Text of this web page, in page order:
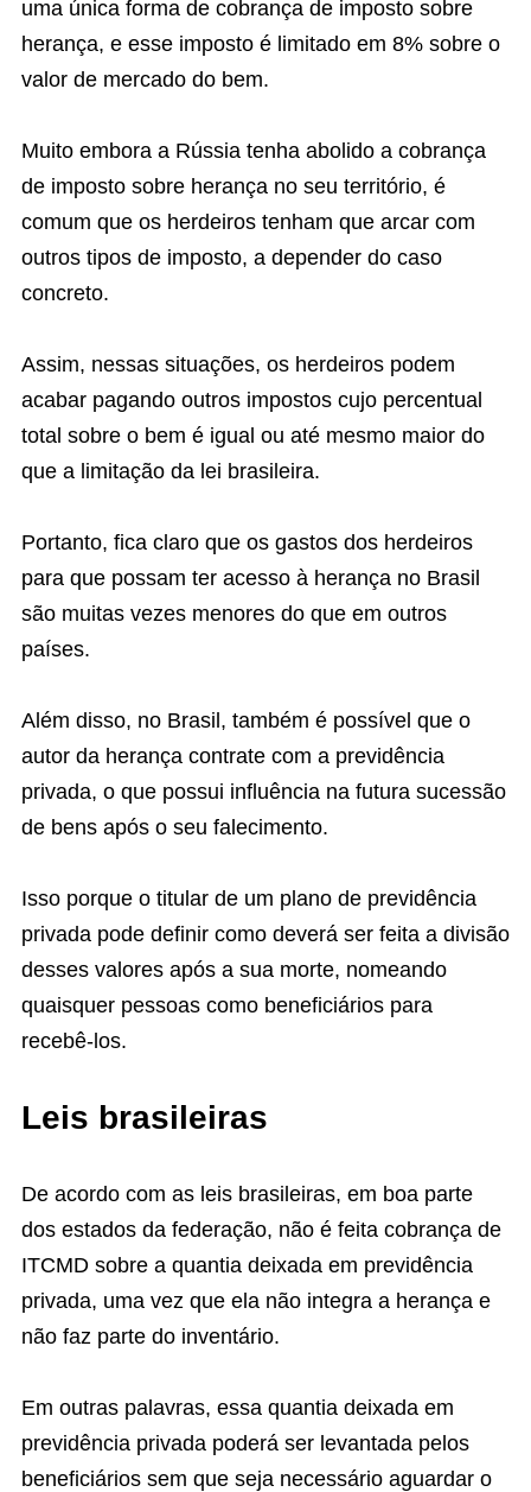
uma única forma de cobrança de imposto sobre
herança, e esse imposto é limitado em 8% sobre o
valor de mercado do bem.
Muito embora a Rússia tenha abolido a cobrança
de imposto sobre herança no seu território, é
comum que os herdeiros tenham que arcar com
outros tipos de imposto, a depender do caso
concreto.
Assim, nessas situações, os herdeiros podem
acabar pagando outros impostos cujo percentual
total sobre o bem é igual ou até mesmo maior do
que a limitação da lei brasileira.
Portanto, fica claro que os gastos dos herdeiros
para que possam ter acesso à herança no Brasil
são muitas vezes menores do que em outros
países.
Além disso, no Brasil, também é possível que o
autor da herança contrate com a previdência
privada, o que possui influência na futura sucessão
de bens após o seu falecimento.
Isso porque o titular de um plano de previdência
privada pode definir como deverá ser feita a divisão
desses valores após a sua morte, nomeando
quaisquer pessoas como beneficiários para
recebê-los.
Leis brasileiras
De acordo com as leis brasileiras, em boa parte
dos estados da federação, não é feita cobrança de
ITCMD sobre a quantia deixada em previdência
privada, uma vez que ela não integra a herança e
não faz parte do inventário.
Em outras palavras, essa quantia deixada em
previdência privada poderá ser levantada pelos
beneficiários sem que seja necessário aguardar o